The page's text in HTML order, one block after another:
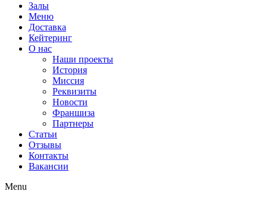
Залы
Меню
Доставка
Кейтеринг
О нас
Наши проекты
История
Миссия
Реквизиты
Новости
Франшиза
Партнеры
Статьи
Отзывы
Контакты
Вакансии
Menu